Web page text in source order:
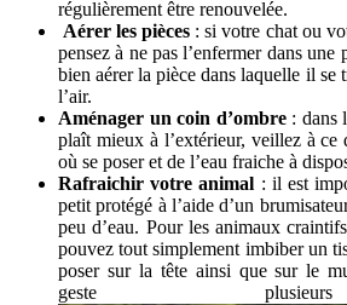
régulièrement être renouvelée.
Aérer les pièces : si votre chat ou
pensez à ne pas l’enfermer dans une
bien aérer la pièce dans laquelle il se
l’air.
Aménager un coin d’ombre: dans
plaît mieux à l’extérieur, veillez à ce
où se poser et de l’eau fraiche à
Rafraichir votre animal : il est
petit protégé à l’aide d’un
peu d’eau. Pour les animaux
pouvez tout simplement imbiber un
poser sur la tête ainsi que sur le
geste